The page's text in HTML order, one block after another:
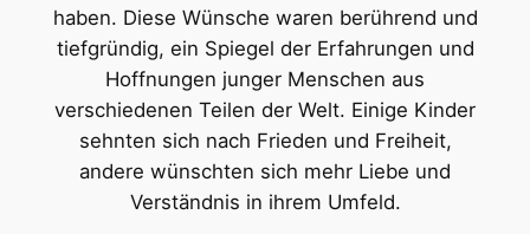
haben. Diese Wünsche waren berührend und
tiefgründig, ein Spiegel der Erfahrungen und
Hoffnungen junger Menschen aus
verschiedenen Teilen der Welt. Einige Kinder
sehnten sich nach Frieden und Freiheit,
andere wünschten sich mehr Liebe und
Verständnis in ihrem Umfeld.